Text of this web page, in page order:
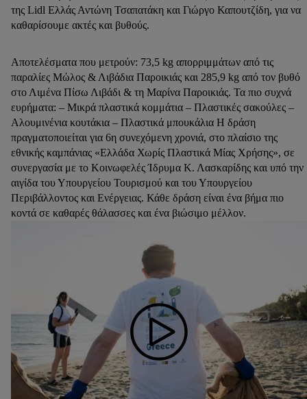
της Lidl Ελλάς Αντώνη Τσαπατάκη και Γιώργο Καπουτζίδη, για να
καθαρίσουμε ακτές και βυθούς.
Αποτελέσματα που μετρούν: 73,5 kg απορριμμάτων από τις
παραλίες Μώλος & Λιβάδια Παροικιάς και 285,9 kg από τον βυθό
στο Λιμένα Πίσω Λιβάδι & τη Μαρίνα Παροικιάς. Τα πιο συχνά
ευρήματα: – Μικρά πλαστικά κομμάτια – Πλαστικές σακούλες –
Αλουμινένια κουτάκια – Πλαστικά μπουκάλια Η δράση
πραγματοποιείται για 6η συνεχόμενη χρονιά, στο πλαίσιο της
εθνικής καμπάνιας «Ελλάδα Χωρίς Πλαστικά Μίας Χρήσης», σε
συνεργασία με το Κοινωφελές Ίδρυμα Κ. Λασκαρίδης και υπό την
αιγίδα του Υπουργείου Τουρισμού και του Υπουργείου
Περιβάλλοντος και Ενέργειας. Κάθε δράση είναι ένα βήμα πιο
κοντά σε καθαρές θάλασσες και ένα βιώσιμο μέλλον.